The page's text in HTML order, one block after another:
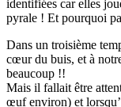
identifiées car elles
pyrale ! Et pourquoi
Dans un troisième
cœur du buis, et à
beaucoup !!
Mais il fallait être
œuf environ) et